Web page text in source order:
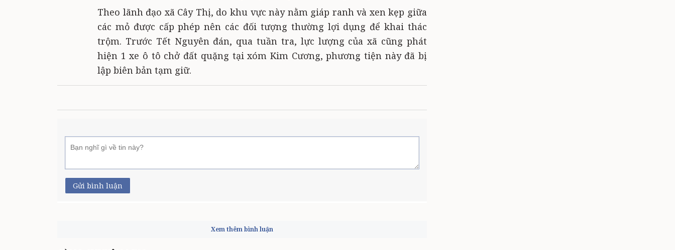
Theo lãnh đạo xã Cây Thị, do khu vực này nằm giáp ranh và xen kẹp giữa
các mỏ được cấp phép nên các đối tượng thường lợi dụng để khai thác
trộm. Trước Tết Nguyên đán, qua tuần tra, lực lượng của xã cũng phát
hiện 1 xe ô tô chở đất quặng tại xóm Kim Cương, phương tiện này đã bị
lập biên bản tạm giữ.
Gửi bình luận
Xem thêm bình luận